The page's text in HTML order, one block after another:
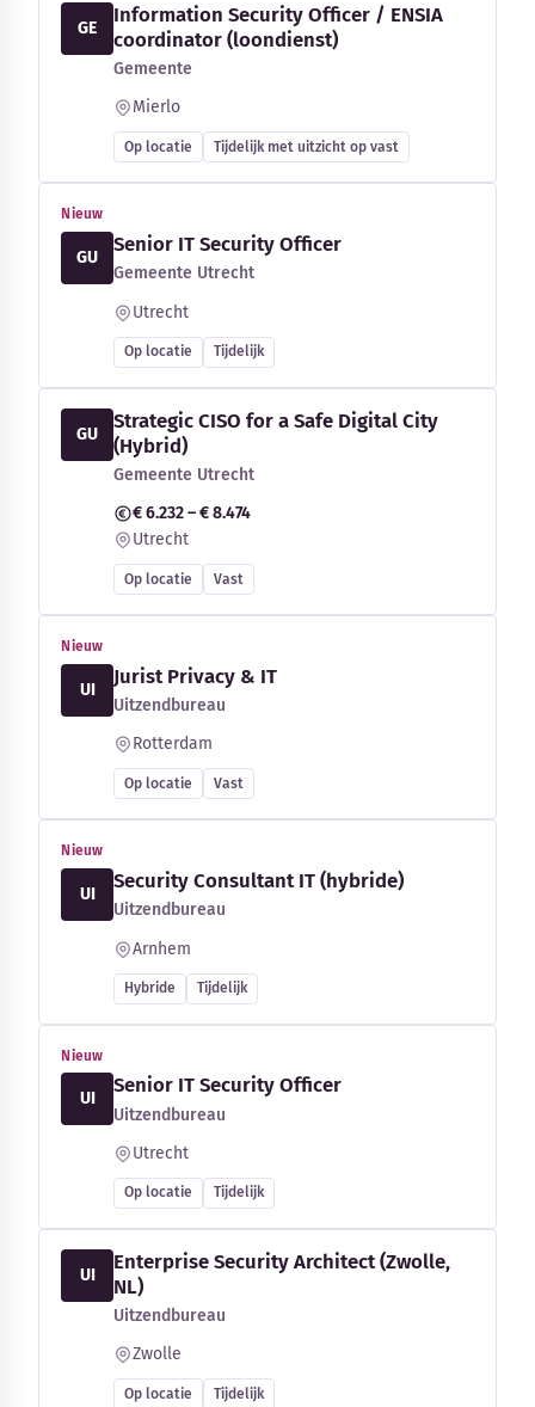
GE
Information Security Officer / ENSIA
coordinator (loondienst)
Gemeente
Mierlo
Op locatie Tijdelijk met uitzicht op vast
Nieuw
GU
Senior IT Security Officer
Gemeente Utrecht
Utrecht
Op locatie Tijdelijk
GU
Strategic CISO for a Safe Digital City
(Hybrid)
Gemeente Utrecht
€ 6.232 – € 8.474
Utrecht
Op locatie Vast
Nieuw
UI
Jurist Privacy & IT
Uitzendbureau
Rotterdam
Op locatie Vast
Nieuw
UI
Security Consultant IT (hybride)
Uitzendbureau
Arnhem
Hybride Tijdelijk
Nieuw
UI
Senior IT Security Officer
Uitzendbureau
Utrecht
Op locatie Tijdelijk
UI
Enterprise Security Architect (Zwolle,
NL)
Uitzendbureau
Zwolle
Op locatie Tijdelijk